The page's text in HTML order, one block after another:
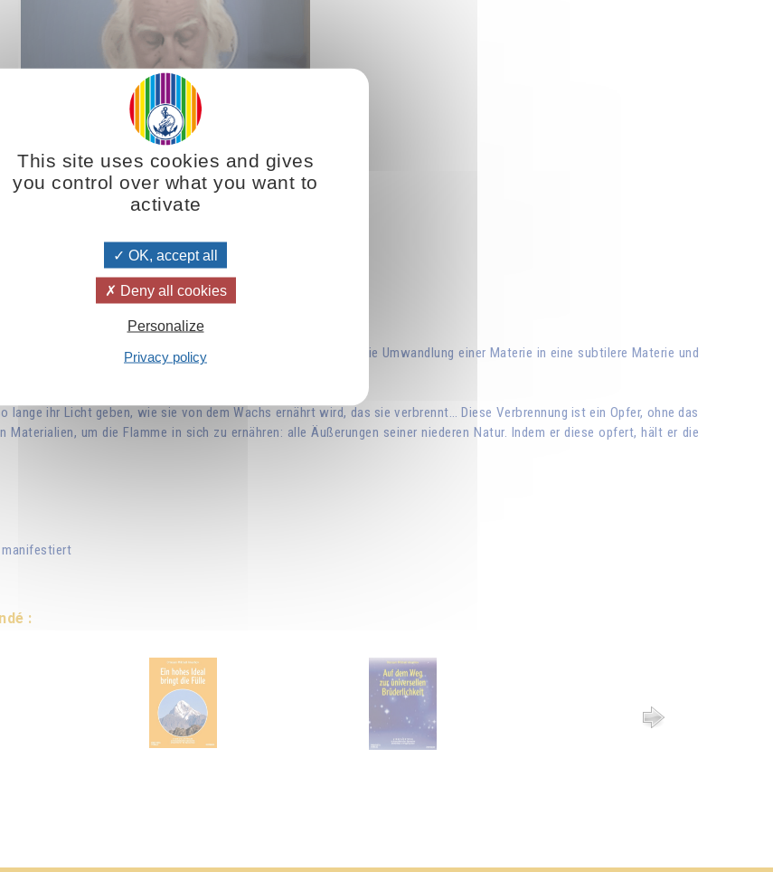
Sous-titres : No subtitle
Français
English
Español Deutsch
Italiano
Russian
Greek Turk
Bulgarian
Aivanhov über den wahren Sinn und Nutzen des Opfers: Die Umwandlung einer Materie in eine subtilere Materie und
lange ihr Licht geben, wie sie von dem Wachs ernährt wird, das sie verbrennt… Diese Verbrennung ist ein Opfer, ohne das
um die Flamme in sich zu ernähren: alle Äußerungen seiner niederen Natur. Indem er diese opfert, hält er die
manifestiert
:
This site uses cookies and gives
you control over what you want to
activate
OK, accept all
Deny all cookies
Personalize
Privacy policy